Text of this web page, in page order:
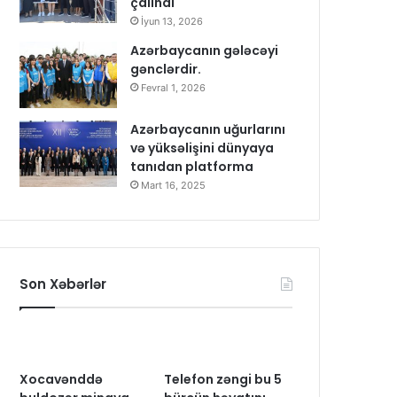
İyun 13, 2026
Azərbaycanın gələcəyi
gənclərdir.
Fevral 1, 2026
Azərbaycanın uğurlarını
və yüksəlişini dünyaya
tanıdan platforma
Mart 16, 2025
Son Xəbərlər
Xocavənddə
Telefon zəngi bu 5